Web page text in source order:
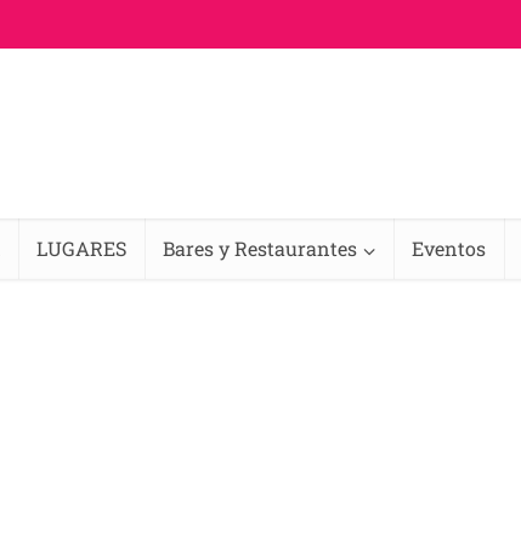
LUGARES Bares y Restaurantes Eventos